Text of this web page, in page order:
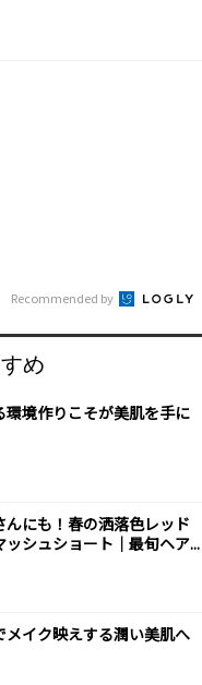
Recommended by
め
環境作りこそが美肌を手に
にも！春の洒落色レッド
シュショート｜最旬ヘア...
メイク映えする潤い美肌へ